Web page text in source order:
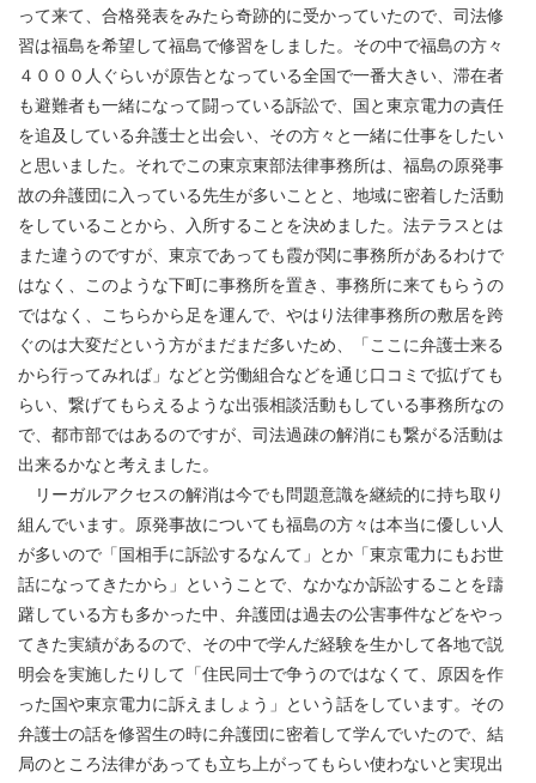
って来て、合格発表をみたら奇跡的に受かっていたので、司法修
習は福島を希望して福島で修習をしました。その中で福島の方々
４０００人ぐらいが原告となっている全国で一番大きい、滞在者
も避難者も一緒になって闘っている訴訟で、国と東京電力の責任
を追及している弁護士と出会い、その方々と一緒に仕事をしたい
と思いました。それでこの東京東部法律事務所は、福島の原発事
故の弁護団に入っている先生が多いことと、地域に密着した活動
をしていることから、入所することを決めました。法テラスとは
また違うのですが、東京であっても霞が関に事務所があるわけで
はなく、このような下町に事務所を置き、事務所に来てもらうの
ではなく、こちらから足を運んで、やはり法律事務所の敷居を跨
ぐのは大変だという方がまだまだ多いため、「ここに弁護士来る
から行ってみれば」などと労働組合などを通じ口コミで拡げても
らい、繋げてもらえるような出張相談活動もしている事務所なの
で、都市部ではあるのですが、司法過疎の解消にも繋がる活動は
出来るかなと考えました。
リーガルアクセスの解消は今でも問題意識を継続的に持ち取り
組んでいます。原発事故についても福島の方々は本当に優しい人
が多いので「国相手に訴訟するなんて」とか「東京電力にもお世
話になってきたから」ということで、なかなか訴訟することを躊
躇している方も多かった中、弁護団は過去の公害事件などをやっ
てきた実績があるので、その中で学んだ経験を生かして各地で説
明会を実施したりして「住民同士で争うのではなくて、原因を作
った国や東京電力に訴えましょう」という話をしています。その
弁護士の話を修習生の時に弁護団に密着して学んでいたので、結
局のところ法律があっても立ち上がってもらい使わないと実現出